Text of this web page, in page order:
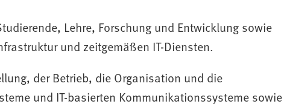
Lehre, Forschung und Entwicklung sowie
und zeitgemäßen IT-Diensten.
der Betrieb, die Organisation und die
und IT-basierten Kommunikationssysteme sowie